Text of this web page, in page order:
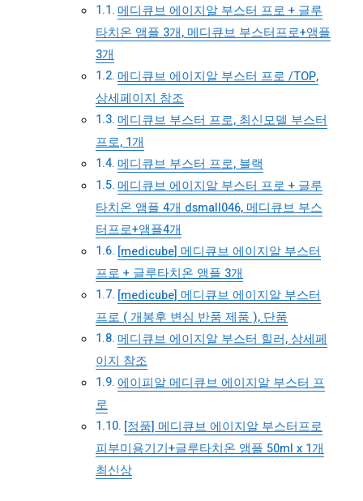
메디큐브 에이지알 부스터 프로 + 글루
타치온 앰플 3개, 메디큐브 부스터프로+앰플
3개
메디큐브 에이지알 부스터 프로 /TOP,
상세페이지 참조
메디큐브 부스터 프로, 최신모델 부스터
프로, 1개
메디큐브 부스터 프로, 블랙
메디큐브 에이지알 부스터 프로 + 글루
타치온 앰플 4개 dsmall046, 메디큐브 부스
터프로+앰플4개
[medicube] 메디큐브 에이지알 부스터
프로 + 글루타치온 앰플 3개
[medicube] 메디큐브 에이지알 부스터
프로 ( 개봉후 변심 반품 제품 ), 단품
메디큐브 에이지알 부스터 힐러, 상세페
이지 참조
에이피알 메디큐브 에이지알 부스터 프
로
[정품] 메디큐브 에이지알 부스터프로
피부미용기기+글루타치온 앰플 50ml x 1개
최신상